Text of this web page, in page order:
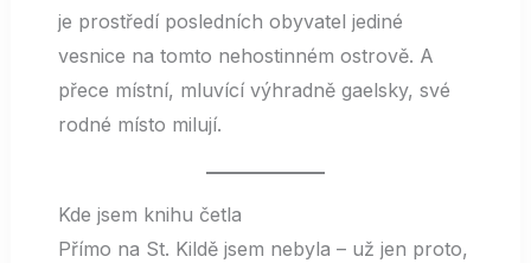
je prostředí posledních obyvatel jediné
vesnice na tomto nehostinném ostrově. A
přece místní, mluvící výhradně gaelsky, své
rodné místo milují.
Kde jsem knihu četla
Přímo na St. Kildě jsem nebyla – už jen proto,